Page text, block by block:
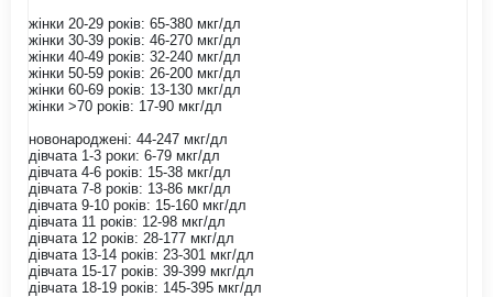
жінки 20-29 років: 65-380 мкг/дл
жінки 30-39 років: 46-270 мкг/дл
жінки 40-49 років: 32-240 мкг/дл
жінки 50-59 років: 26-200 мкг/дл
жінки 60-69 років: 13-130 мкг/дл
жінки >70 років: 17-90 мкг/дл
новонароджені: 44-247 мкг/дл
дівчата 1-3 роки: 6-79 мкг/дл
дівчата 4-6 років: 15-38 мкг/дл
дівчата 7-8 років: 13-86 мкг/дл
дівчата 9-10 років: 15-160 мкг/дл
дівчата 11 років: 12-98 мкг/дл
дівчата 12 років: 28-177 мкг/дл
дівчата 13-14 років: 23-301 мкг/дл
дівчата 15-17 років: 39-399 мкг/дл
дівчата 18-19 років: 145-395 мкг/дл